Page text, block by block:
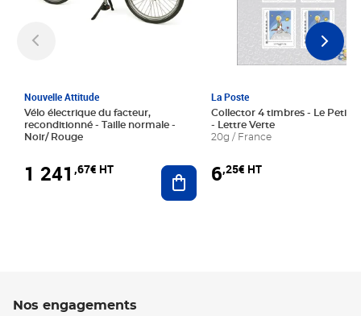
Nouvelle Attitude
Vélo électrique du facteur,
reconditionné - Taille normale -
Noir/ Rouge
1 241 ,67€ HT Ajouter au panier
La Poste
Collector 4 timbres - Le Petit
- Lettre Verte
20g / France
6,25€ HT
Nos engagements